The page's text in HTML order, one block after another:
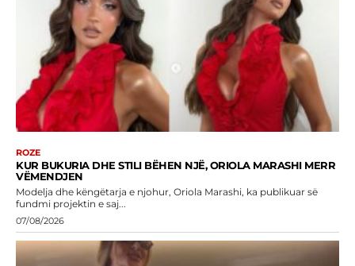
ROZE
KUR BUKURIA DHE STILI BËHEN NJË, ORIOLA MARASHI MERR
VËMENDJEN
Modelja dhe këngëtarja e njohur, Oriola Marashi, ka publikuar së
fundmi projektin e saj...
07/08/2026